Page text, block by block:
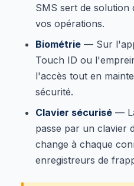
SMS sert de
vos opérations.
Biométrie — Sur
Touch ID ou
l'accès tout en
sécurité.
Clavier sécurisé —
passe par un clavier
change à chaque
enregistreurs de